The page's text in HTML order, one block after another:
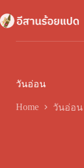
to
content
วันอ่อน
Home วันอ่อน